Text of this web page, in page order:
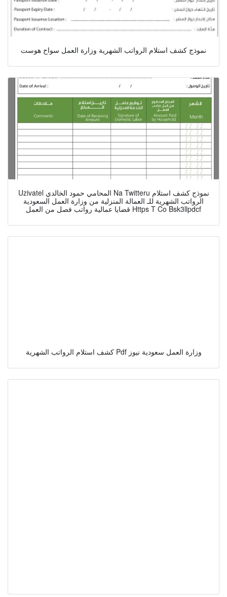
نموذج كشف استلام الرواتب الشهرية وزارة العمل سواح هوست
Uzivatel المحامي حمود الخالدي Na Twitteru نموذج كشف استلام
الرواتب الشهرية للـ العمالة المنزلية من وزارة العمل السعودية
قضايا عمالية رواتب فصل من العمل Https T Co Bsk3llpdcf
كشف استلام الرواتب الشهرية Pdf وزارة العمل سعودية نيوز